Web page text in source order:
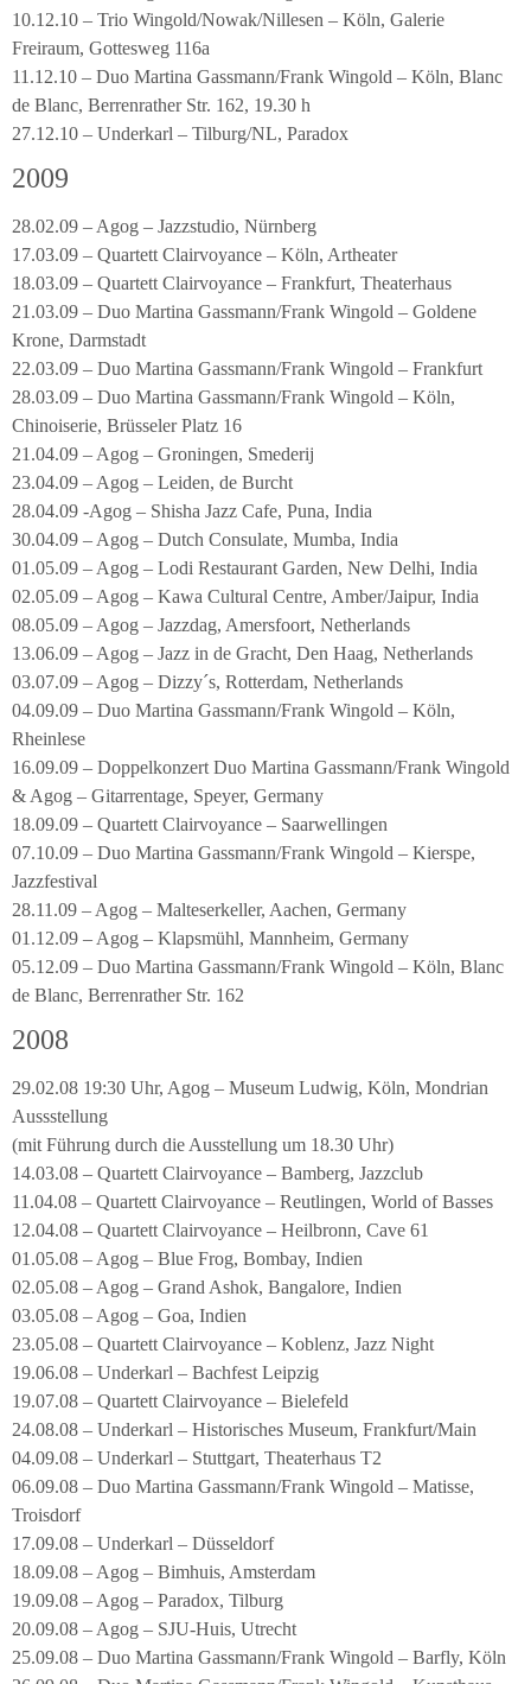
10.12.10 – Trio Wingold/Nowak/Nillesen – Köln, Galerie
Freiraum, Gottesweg 116a
11.12.10 – Duo Martina Gassmann/Frank Wingold – Köln, Blanc
de Blanc, Berrenrather Str. 162, 19.30 h
27.12.10 – Underkarl – Tilburg/NL, Paradox
2009
28.02.09 – Agog – Jazzstudio, Nürnberg
17.03.09 – Quartett Clairvoyance – Köln, Artheater
18.03.09 – Quartett Clairvoyance – Frankfurt, Theaterhaus
21.03.09 – Duo Martina Gassmann/Frank Wingold – Goldene
Krone, Darmstadt
22.03.09 – Duo Martina Gassmann/Frank Wingold – Frankfurt
28.03.09 – Duo Martina Gassmann/Frank Wingold – Köln,
Chinoiserie, Brüsseler Platz 16
21.04.09 – Agog – Groningen, Smederij
23.04.09 – Agog – Leiden, de Burcht
28.04.09 -Agog – Shisha Jazz Cafe, Puna, India
30.04.09 – Agog – Dutch Consulate, Mumba, India
01.05.09 – Agog – Lodi Restaurant Garden, New Delhi, India
02.05.09 – Agog – Kawa Cultural Centre, Amber/Jaipur, India
08.05.09 – Agog – Jazzdag, Amersfoort, Netherlands
13.06.09 – Agog – Jazz in de Gracht, Den Haag, Netherlands
03.07.09 – Agog – Dizzy´s, Rotterdam, Netherlands
04.09.09 – Duo Martina Gassmann/Frank Wingold – Köln,
Rheinlese
16.09.09 – Doppelkonzert Duo Martina Gassmann/Frank Wingold
& Agog – Gitarrentage, Speyer, Germany
18.09.09 – Quartett Clairvoyance – Saarwellingen
07.10.09 – Duo Martina Gassmann/Frank Wingold – Kierspe,
Jazzfestival
28.11.09 – Agog – Malteserkeller, Aachen, Germany
01.12.09 – Agog – Klapsmühl, Mannheim, Germany
05.12.09 – Duo Martina Gassmann/Frank Wingold – Köln, Blanc
de Blanc, Berrenrather Str. 162
2008
29.02.08 19:30 Uhr, Agog – Museum Ludwig, Köln, Mondrian
Aussstellung
(mit Führung durch die Ausstellung um 18.30 Uhr)
14.03.08 – Quartett Clairvoyance – Bamberg, Jazzclub
11.04.08 – Quartett Clairvoyance – Reutlingen, World of Basses
12.04.08 – Quartett Clairvoyance – Heilbronn, Cave 61
01.05.08 – Agog – Blue Frog, Bombay, Indien
02.05.08 – Agog – Grand Ashok, Bangalore, Indien
03.05.08 – Agog – Goa, Indien
23.05.08 – Quartett Clairvoyance – Koblenz, Jazz Night
19.06.08 – Underkarl – Bachfest Leipzig
19.07.08 – Quartett Clairvoyance – Bielefeld
24.08.08 – Underkarl – Historisches Museum, Frankfurt/Main
04.09.08 – Underkarl – Stuttgart, Theaterhaus T2
06.09.08 – Duo Martina Gassmann/Frank Wingold – Matisse,
Troisdorf
17.09.08 – Underkarl – Düsseldorf
18.09.08 – Agog – Bimhuis, Amsterdam
19.09.08 – Agog – Paradox, Tilburg
20.09.08 – Agog – SJU-Huis, Utrecht
25.09.08 – Duo Martina Gassmann/Frank Wingold – Barfly, Köln